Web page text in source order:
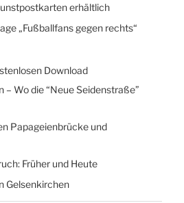
erhältlich
„Fußballfans gegen rechts“
Download
– Wo die “Neue Seidenstraße”
Papageienbrücke und
Früher und Heute
Gelsenkirchen